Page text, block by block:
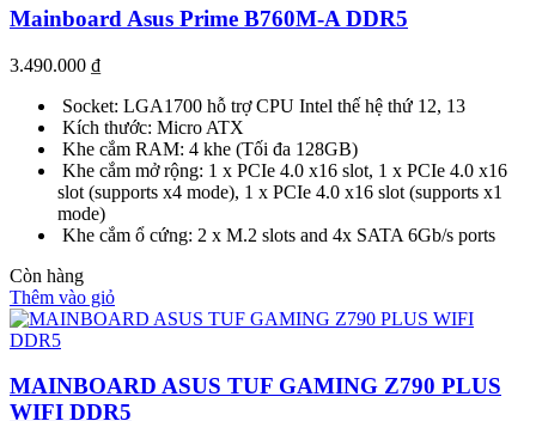
Mainboard Asus Prime B760M-A DDR5
3.490.000 ₫
Socket: LGA1700 hỗ trợ CPU Intel thế hệ thứ 12, 13
Kích thước: Micro ATX
Khe cắm RAM: 4 khe (Tối đa 128GB)
Khe cắm mở rộng: 1 x PCIe 4.0 x16 slot, 1 x PCIe 4.0 x16
slot (supports x4 mode), 1 x PCIe 4.0 x16 slot (supports x1
mode)
Khe cắm ổ cứng: 2 x M.2 slots and 4x SATA 6Gb/s ports
Còn hàng
Thêm vào giỏ
MAINBOARD ASUS TUF GAMING Z790 PLUS
WIFI DDR5